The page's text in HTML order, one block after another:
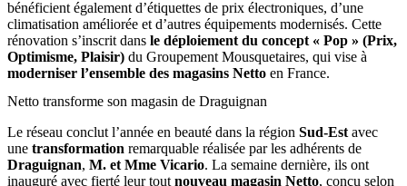
bénéficient également d’étiquettes de prix électroniques, d’une
climatisation améliorée et d’autres équipements modernisés. Cette
rénovation s’inscrit dans le déploiement du concept « Pop » (Prix,
Optimisme, Plaisir) du Groupement Mousquetaires, qui vise à
moderniser l’ensemble des magasins Netto en France.
Netto transforme son magasin de Draguignan
Le réseau conclut l’année en beauté dans la région Sud-Estavec
une transformation remarquable réalisée par les adhérents de
Draguignan, M. et Mme Vicario. La semaine dernière, ils ont
inauguré avec fierté leur toutnouveau magasin Netto, conçu selon